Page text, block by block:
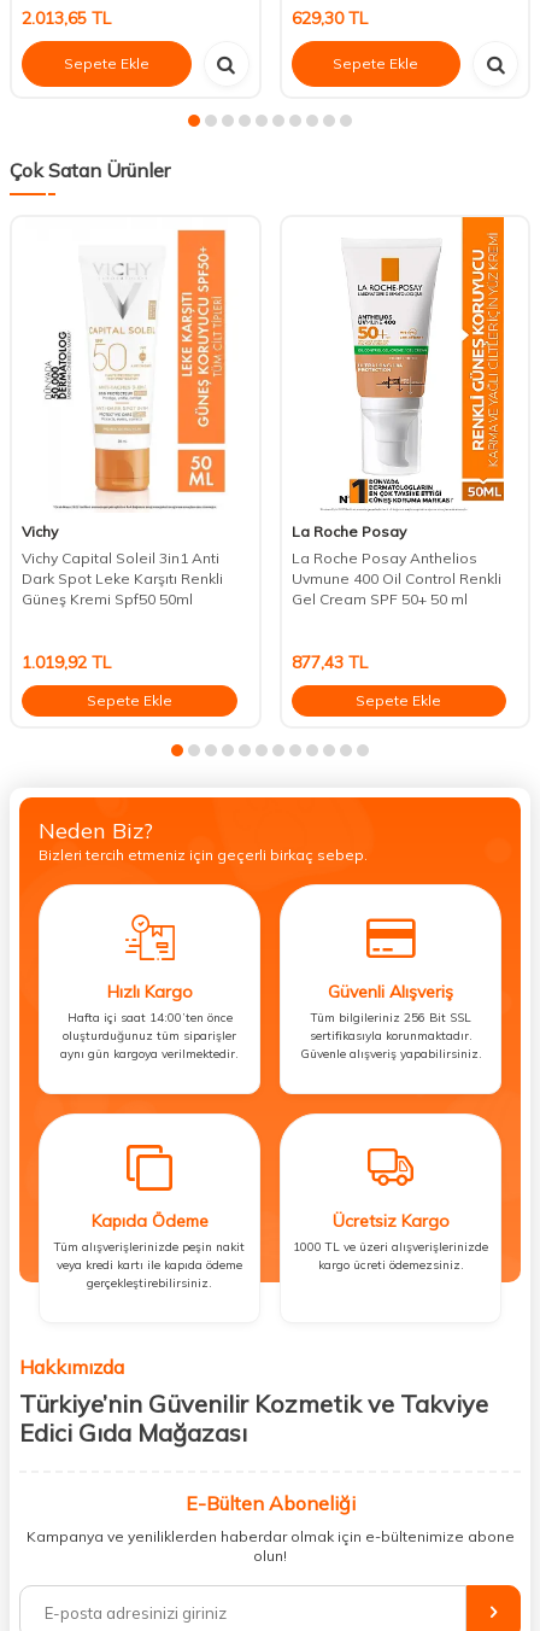
2.013,65 TL
Sepete Ekle
629,30TL
Sepete Ekle
Çok Satan Ürünler
Vichy
Vichy Capital Soleil 3in1 Anti
Dark Spot Leke Karşıtı Renkli
Güneş Kremi Spf50 50ml
1.019,92 TL
Sepete Ekle
La Roche Posay
La Roche Posay Anthelios
Uvmune 400 Oil Control Renkli
Gel Cream SPF 50+ 50 ml
877,43TL
Sepete Ekle
Neden Biz?
Bizleri tercih etmeniz için geçerli birkaç sebep.
Hızlı Kargo
Hafta içi saat 14:00’ten önce
oluşturduğunuz tüm siparişler
aynı gün kargoya verilmektedir.
Güvenli Alışveriş
Tüm bilgileriniz 256 Bit SSL
sertifikasıyla korunmaktadır.
Güvenle alışveriş yapabilirsiniz.
Kapıda Ödeme
Tüm alışverişlerinizde peşin nakit
veya kredi kartı ile kapıda ödeme
gerçekleştirebilirsiniz.
Ücretsiz Kargo
1000 TL ve üzeri alışverişlerinizde
kargo ücreti ödemezsiniz.
Hakkımızda
Türkiye’nin Güvenilir Kozmetik ve Takviye
Edici Gıda Mağazası
kişisel bakım hem de takviye edici gıda ürünlerini sizlerle
buluşturuyoruz. Artık mağaza mağaza dolaşmanıza gerek yok;
ihtiyacınız olan her şeyi tek bir çatı altında topluyor ve kapınıza kadar
%100 orijinal kozmetik ve sağlık ürünleriyle güzelliğinizi tamamlayabilir,
E-Bülten Aboneliği
Kampanya ve yeniliklerden haberdar olmak için e-bültenimize abone
olun!